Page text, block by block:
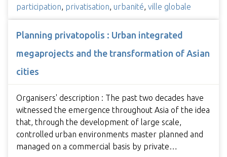
participation, privatisation, urbanité, ville globale
Planning privatopolis : Urban integrated
megaprojects and the transformation of Asian
cities
Organisers' description : The past two decades have
witnessed the emergence throughout Asia of the idea
that, through the development of large scale,
controlled urban environments master planned and
managed on a commercial basis by private…